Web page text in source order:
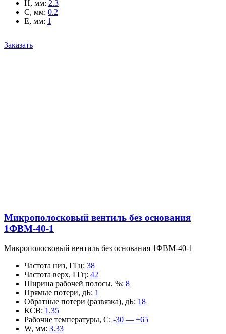
H, мм: 2.3
C, мм: 0.2
E, мм: 1
Заказать
Микрополосковый вентиль без основания
1ФВМ-40-1
Микрополосковый вентиль без основания 1ФВМ-40-1
Частота низ, ГГц: 38
Частота верх, ГГц: 42
Ширина рабочей полосы, %: 8
Прямые потери, дБ: 1
Обратные потери (развязка), дБ: 18
КСВ: 1.35
Рабочие температуры, С: -30 — +65
W, мм: 3.33